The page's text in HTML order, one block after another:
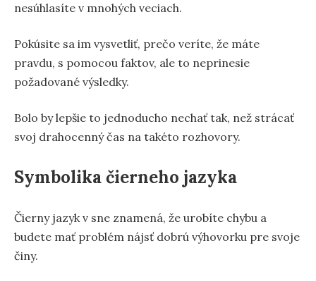
nesúhlasíte v mnohých veciach.
Pokúsite sa im vysvetliť, prečo veríte, že máte
pravdu, s pomocou faktov, ale to neprinesie
požadované výsledky.
Bolo by lepšie to jednoducho nechať tak, než strácať
svoj drahocenný čas na takéto rozhovory.
Symbolika čierneho jazyka
Čierny jazyk v sne znamená, že urobíte chybu a
budete mať problém nájsť dobrú výhovorku pre svoje
činy.